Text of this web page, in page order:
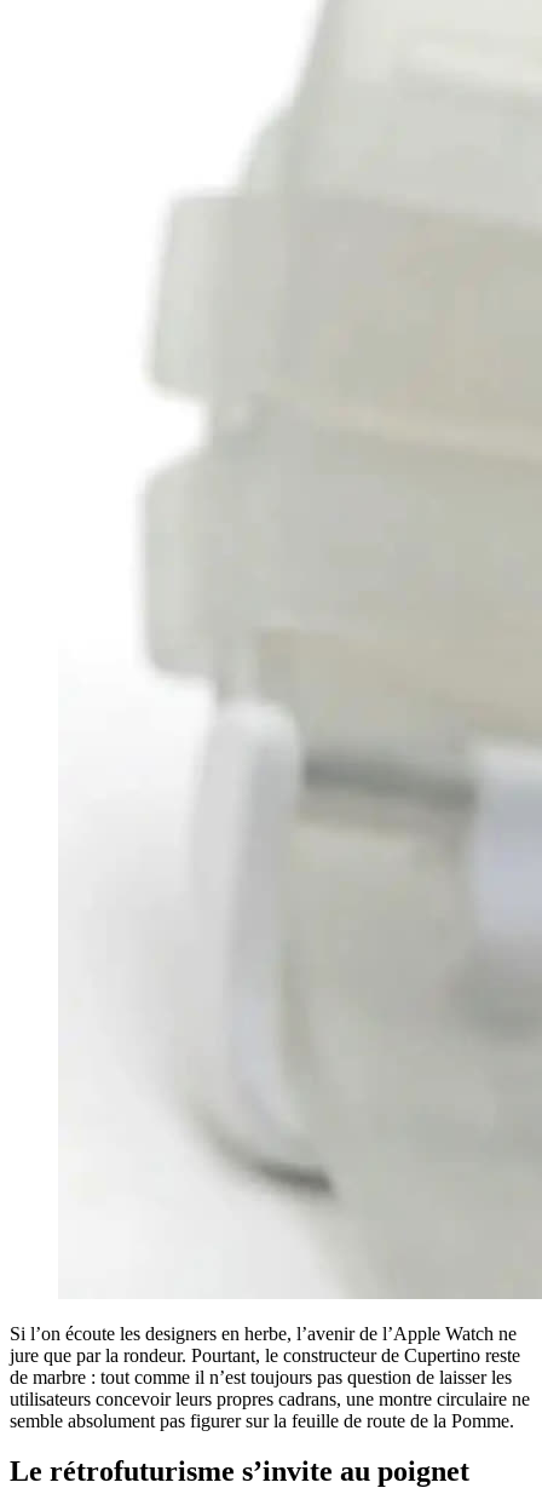
Si l’on écoute les designers en herbe, l’avenir de l’Apple Watch ne
jure que par la rondeur. Pourtant, le constructeur de Cupertino reste
de marbre : tout comme il n’est toujours pas question de laisser les
utilisateurs concevoir leurs propres cadrans, une montre circulaire ne
semble absolument pas figurer sur la feuille de route de la Pomme.
Le rétrofuturisme s’invite au poignet